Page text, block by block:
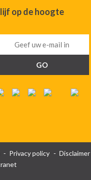
op de hoogte
Privacy policy
Disclaimer